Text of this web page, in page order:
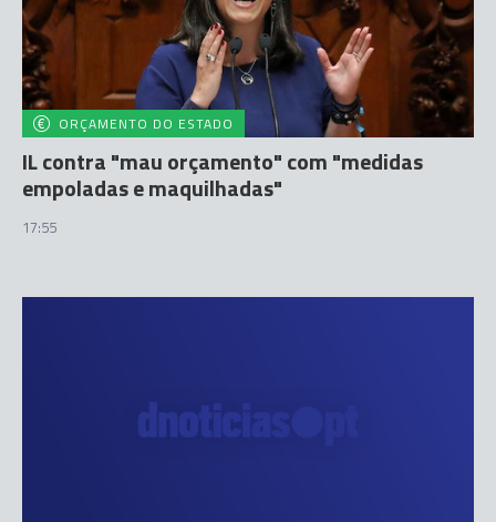
ORÇAMENTO DO ESTADO
IL contra "mau orçamento" com "medidas
empoladas e maquilhadas"
17:55